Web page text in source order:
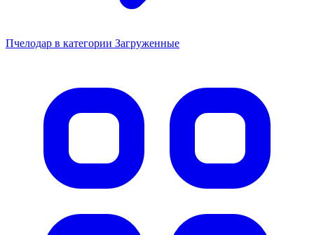
Пчелодар в категории Загруженные